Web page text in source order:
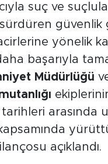
suç ve
güvenlik
yönelik
başarıyla
Müdürlüğü
tarihleri arasında
açıklandı.